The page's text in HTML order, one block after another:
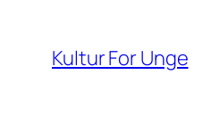
indhold
Kultur For Unge